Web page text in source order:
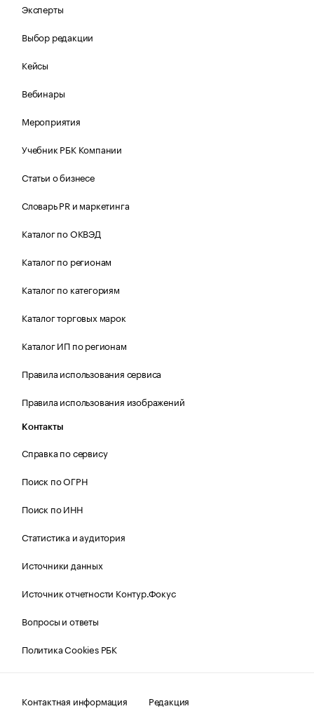
Эксперты
Выбор редакции
Кейсы
Вебинары
Мероприятия
Учебник РБК Компании
Статьи о бизнесе
Словарь PR и маркетинга
Каталог по ОКВЭД
Каталог по регионам
Каталог по категориям
Каталог торговых марок
Каталог ИП по регионам
Правила использования сервиса
Правила использования изображений
Контакты
Справка по сервису
Поиск по ОГРН
Поиск по ИНН
Статистика и аудитория
Источники данных
Источник отчетности Контур.Фокус
Вопросы и ответы
Политика Cookies РБК
Контактная информация Редакция